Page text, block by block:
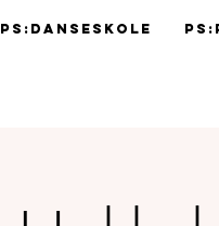
PS:Danseskole